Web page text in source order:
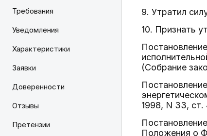
Требования
Уведомления
Характеристики
Заявки
Доверенности
Отзывы
Претензии
9. Утратил
10. Признать
(Собрание
1998, N 33, ст.
Положения о